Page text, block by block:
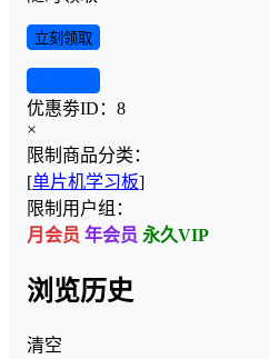
立刻领取
优惠劵ID： 8
×
限制商品分类：
[单片机学习板]
限制用户组：
月会员 年会员 永久VIP
浏览历史
清空